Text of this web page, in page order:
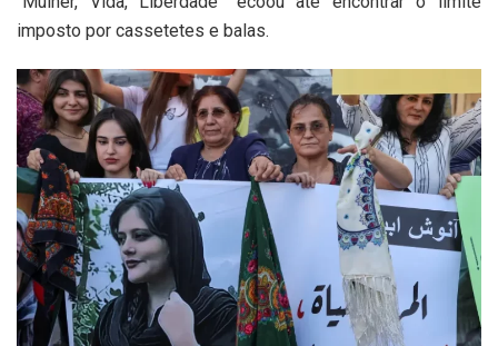
imposto por cassetetes e balas.